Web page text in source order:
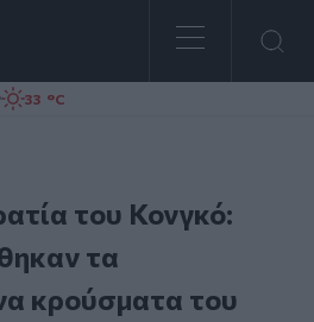
33 °C
του Κονγκό:
τα
κρούσματα του